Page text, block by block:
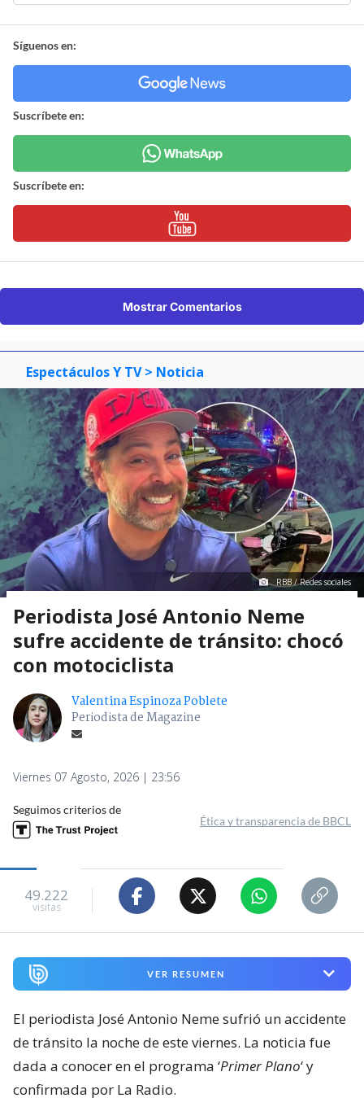
Síguenos en:
Suscríbete en:
Suscríbete en:
Mostrar Comentarios
Espectáculos Y TV > Noticia
RBB / Redes sociales
Periodista José Antonio Neme
sufre accidente de tránsito: chocó
con motociclista
Valentina Espinoza Poblete
Periodista de Magazine
Viernes 07 Agosto, 2026 | 23:56
Seguimos criterios de
Ética y transparencia de BBCL
49.222
visitas
VER RESUMEN
El periodista José Antonio Neme sufrió un accidente
de tránsito la noche de este viernes. La noticia fue
dada a conocer en el programa ‘Primer Plano‘ y
confirmada por La Radio.